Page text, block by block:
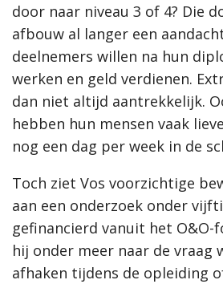
door naar niveau 3 of 4? Die
afbouw al langer een
deelnemers willen na hun
werken en geld verdienen.
dan niet altijd aantrekkelijk.
hebben hun mensen vaak
nog een dag per week in de
Toch ziet Vos voorzichtige
aan een onderzoek onder
gefinancierd vanuit het O&O-
hij onder meer naar de vraag
afhaken tijdens de opleiding